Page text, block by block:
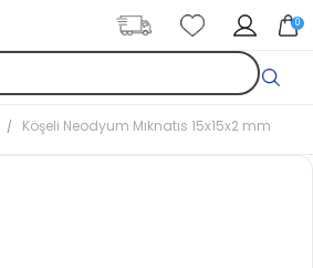
0
Köşeli Neodyum Mıknatıs 15x15x2 mm